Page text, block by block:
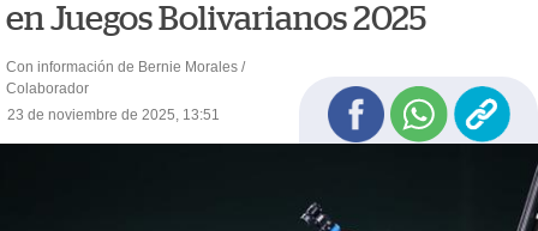
en Juegos Bolivarianos 2025
Con información de Bernie Morales /
Colaborador
23 de noviembre de 2025, 13:51